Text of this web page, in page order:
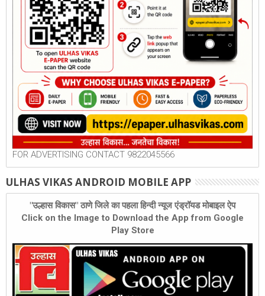
FOR ADVERTISING CONTACT 9822045566
ULHAS VIKAS ANDROID MOBILE APP
"उल्हास विकास" ठाणे जिले का पहला हिन्दी न्यूज एंड्रॉयड मोबाइल ऐप
Click on the Image to Download the App from Google
Play Store